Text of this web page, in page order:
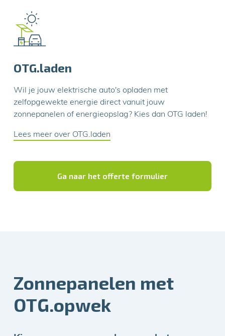
OTG.laden
Wil je jouw elektrische auto's opladen met
zelfopgewekte energie direct vanuit jouw
zonnepanelen of energieopslag? Kies dan OTG laden!
Lees meer over OTG.laden
Ga naar het offerte formulier
Zonnepanelen met
OTG.opwek